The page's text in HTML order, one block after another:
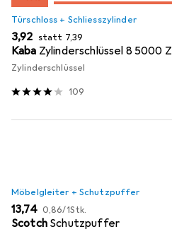
Türschloss + Schliesszylinder
EUR
3,92 statt EUR
7,39
Kaba Zylinderschlüssel 8 5000 Z
Zylinderschlüssel
109
Möbelgleiter + Schutzpuffer
EUR
13,74 EUR
0,86/1Stk.
Scotch Schutzpuffer